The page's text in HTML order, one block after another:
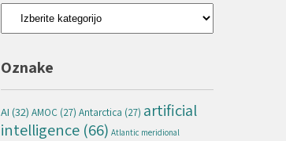
Kategorije
Oznake
AI (32) AMOC (27) Antarctica (27) artificial
intelligence (66) Atlantic meridional